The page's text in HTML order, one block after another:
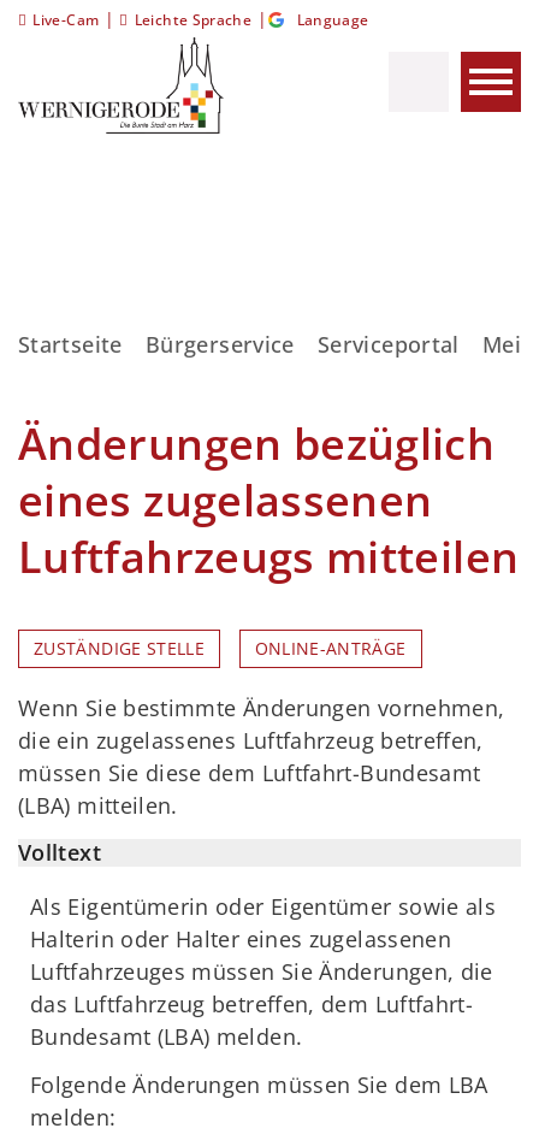
Live-Cam | Leichte Sprache | Language
Startseite Bürgerservice Serviceportal
Änderungen bezüglich
eines zugelassenen
Luftfahrzeugs mitteilen
ZUSTÄNDIGE STELLE ONLINE-ANTRÄGE
Wenn Sie bestimmte Änderungen vornehmen,
die ein zugelassenes Luftfahrzeug betreffen,
müssen Sie diese dem Luftfahrt-Bundesamt
(LBA) mitteilen.
Volltext
Als Eigentümerin oder Eigentümer sowie als
Halterin oder Halter eines zugelassenen
Luftfahrzeuges müssen Sie Änderungen, die
das Luftfahrzeug betreffen, dem Luftfahrt-
Bundesamt (LBA) melden.
Folgende Änderungen müssen Sie dem LBA
melden: